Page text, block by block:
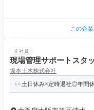
この企
正社員
現場管理サポートスタ
坂本土木株式会社
土日休み×定時退社◎年間